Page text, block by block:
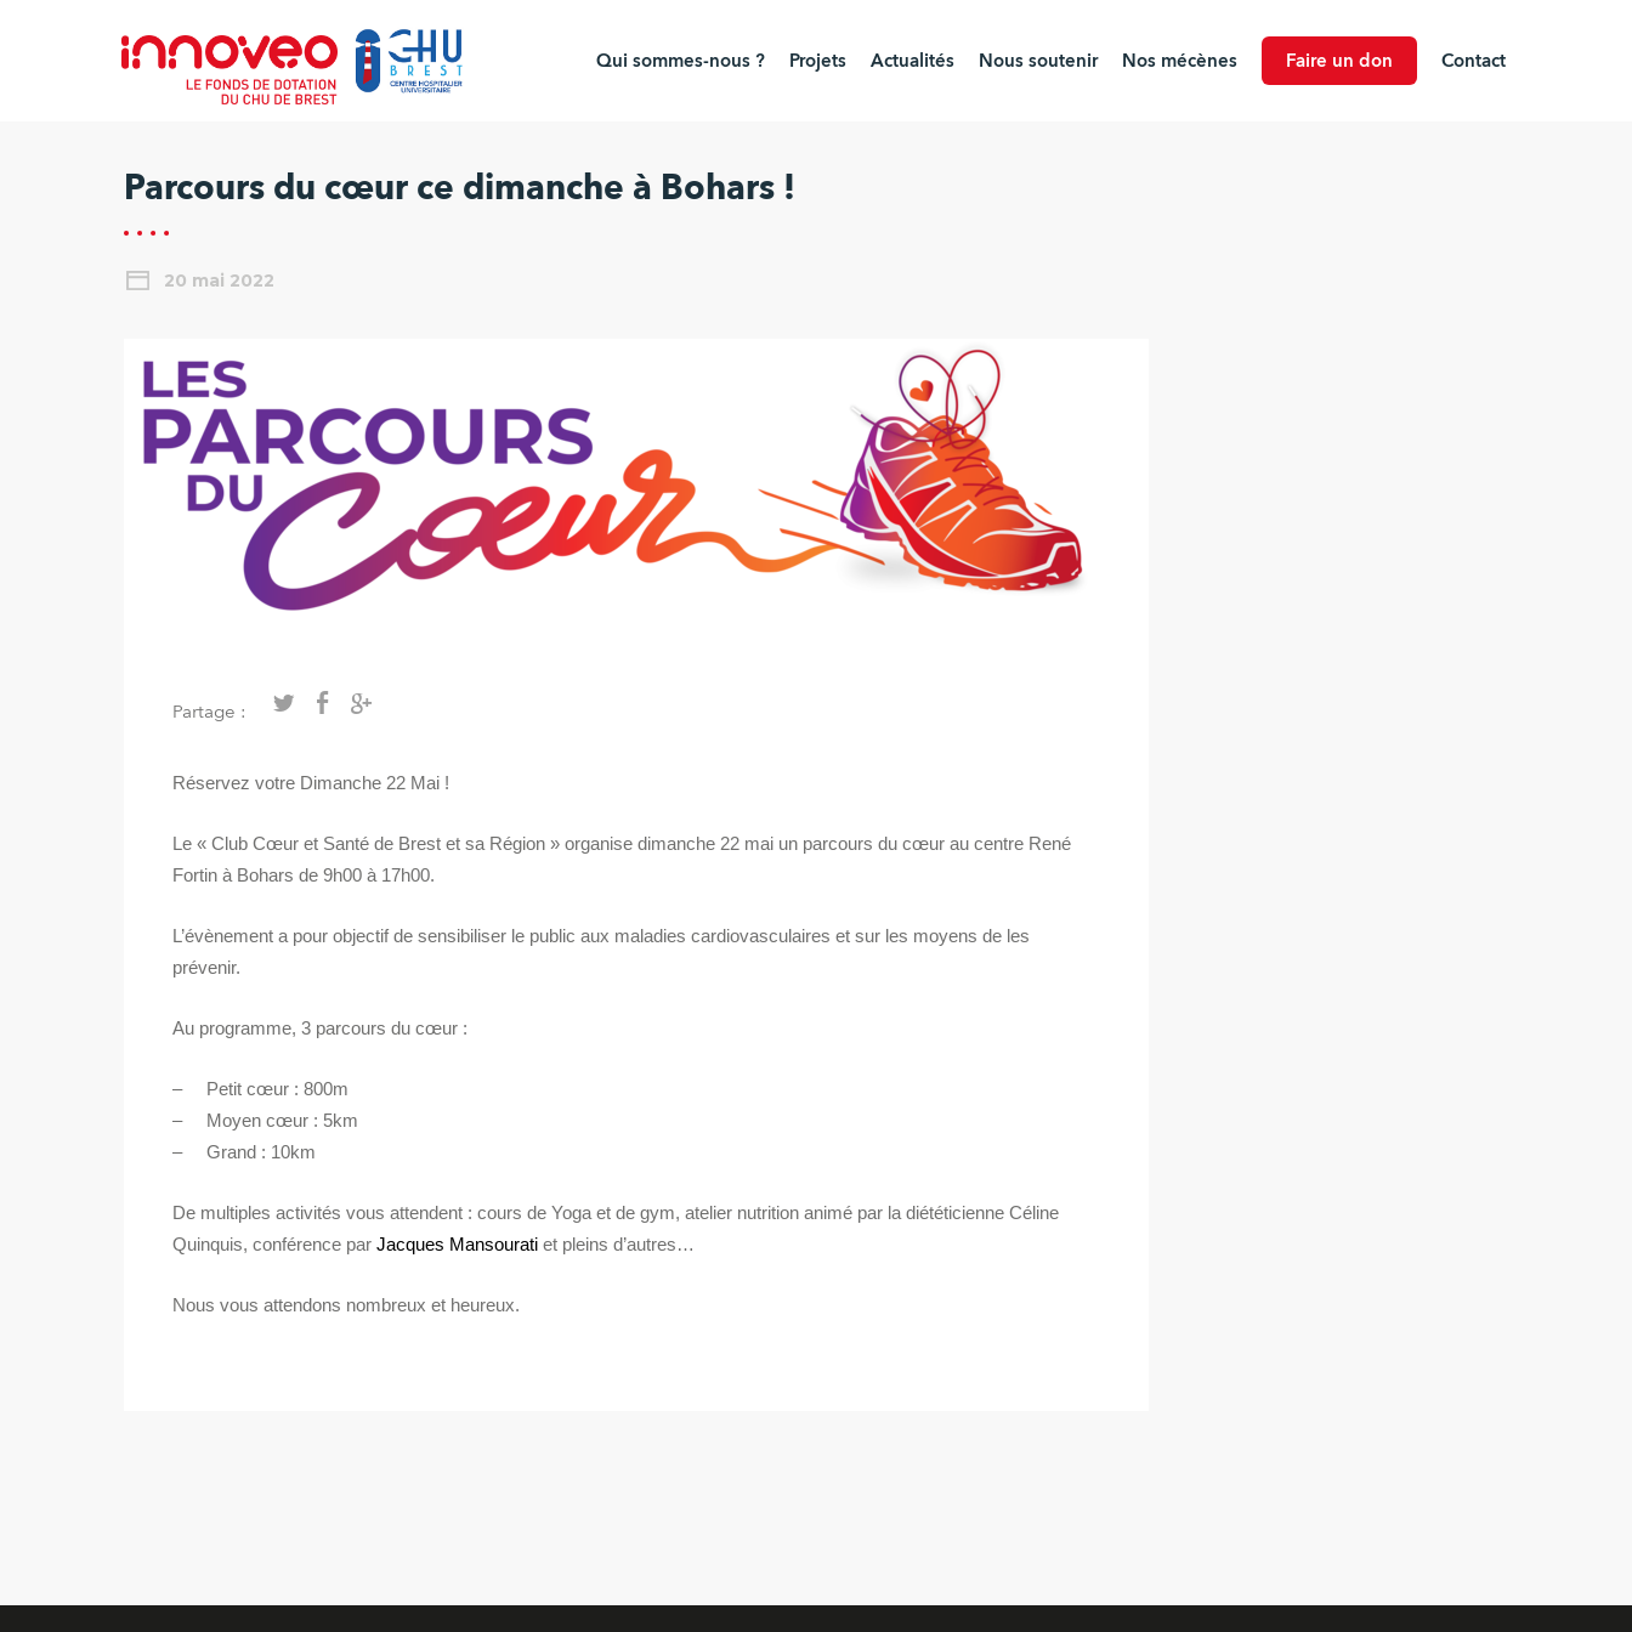
Qui sommes-nous ? Projets Actualités Nous soutenir Nos mécènes Faire un don Contact
Parcours du cœur ce dimanche à Bohars !
20 mai 2022
Partage :
Réservez votre Dimanche 22 Mai !
Le « Club Cœur et Santé de Brest et sa Région » organise dimanche 22 mai un parcours du cœur au centre René
Fortin à Bohars de 9h00 à 17h00.
L’évènement a pour objectif de sensibiliser le public aux maladies cardiovasculaires et sur les moyens de les
prévenir.
Au programme, 3 parcours du cœur :
– Petit cœur : 800m
– Moyen cœur : 5km
– Grand : 10km
De multiples activités vous attendent : cours de Yoga et de gym, atelier nutrition animé par la diététicienne Céline
Quinquis, conférence par Jacques Mansourati et pleins d’autres…
Nous vous attendons nombreux et heureux.